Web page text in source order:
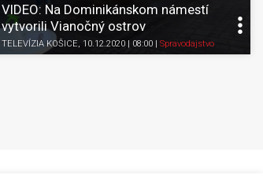
Pozrieť neskôr
K obľúbeným
Zdieľať
VIDEO: Na Dominikánskom námestí
vytvorili Vianočný ostrov
TELEVÍZIA KOŠICE, 10.12.2020 | 08:00| Spravodajstvo